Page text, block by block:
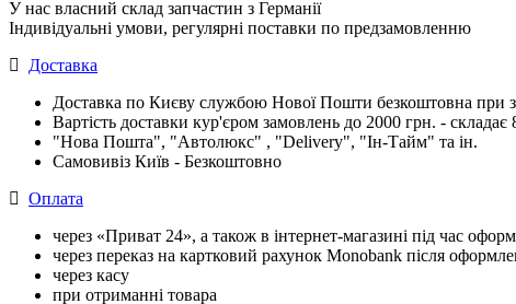
У нас власний склад запчастин з Германії
Індивідуальні умови, регулярні поставки по предзамовленню
Доставка
Доставка по Києву службою Нової Пошти безкоштовна при
Вартість доставки кур'єром замовлень до 2000 грн. - складає
"Нова Пошта", "Автолюкс" , "Delivery", "Iн-Тайм" та ін.
Самовивіз Київ - Безкоштовно
Оплата
через «Приват 24», а також в інтернет-магазині під час
через переказ на картковий рахунок Monobank після
через касу
при отриманні товара